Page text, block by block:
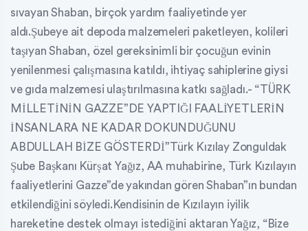
sıvayan Shaban, birçok yardım faaliyetinde yer
aldı.Şubeye ait depoda malzemeleri paketleyen, kolileri
taşıyan Shaban, özel gereksinimli bir çocuğun evinin
yenilenmesi çalışmasına katıldı, ihtiyaç sahiplerine giysi
ve gıda malzemesi ulaştırılmasına katkı sağladı.- “TÜRK
MİLLETİNİN GAZZE”DE YAPTIĞI FAALİYETLERİN
İNSANLARA NE KADAR DOKUNDUĞUNU
ABDULLAH BİZE GÖSTERDİ”Türk Kızılay Zonguldak
Şube Başkanı Kürşat Yağız, AA muhabirine, Türk Kızılayın
faaliyetlerini Gazze”de yakından gören Shaban”ın bundan
etkilendiğini söyledi.Kendisinin de Kızılayın iyilik
hareketine destek olmayı istediğini aktaran Yağız, “Bize